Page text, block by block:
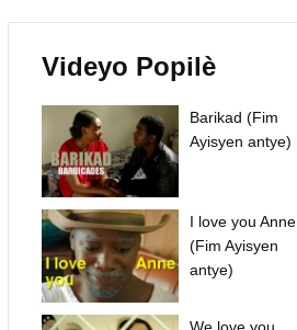
Videyo Popilè
Barikad (Fim
Ayisyen antye)
I love you Anne
(Fim Ayisyen
antye)
We love you